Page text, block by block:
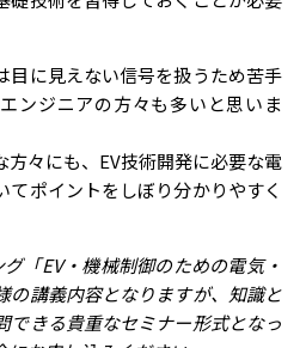
目に見えない信号を扱うため苦手
ンジニアの方々も多いと思いま
々にも、EV技術開発に必要な電
ポイントをしぼり分かりやすく
「EV・機械制御のための電気・
の講義内容となりますが、知識と
できる貴重なセミナー形式となっ